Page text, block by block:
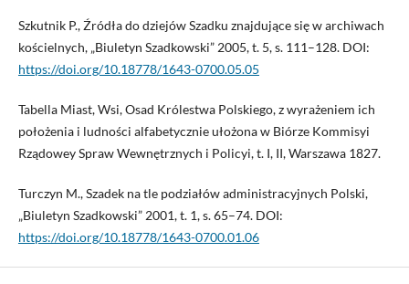
Szkutnik P., Źródła do dziejów Szadku znajdujące się w archiwach
kościelnych, „Biuletyn Szadkowski” 2005, t. 5, s. 111–128. DOI:
https://doi.org/10.18778/1643-0700.05.05
Tabella Miast, Wsi, Osad Królestwa Polskiego, z wyrażeniem ich
położenia i ludności alfabetycznie ułożona w Biórze Kommisyi
Rządowey Spraw Wewnętrznych i Policyi, t. I, II, Warszawa 1827.
Turczyn M., Szadek na tle podziałów administracyjnych Polski,
„Biuletyn Szadkowski” 2001, t. 1, s. 65–74. DOI:
https://doi.org/10.18778/1643-0700.01.06